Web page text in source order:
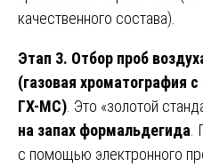
качественного состава).
Этап 3. Отбор проб
(газовая хроматография
ГХ-МС) . Это «золотой
на запах формальдегида
с помощью электронного